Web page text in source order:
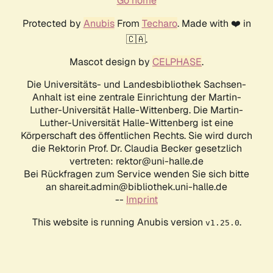
Protected by AnubisFrom Techaro. Made with ❤️ in
🇨🇦.
Mascot design by CELPHASE.
Die Universitäts- und Landesbibliothek Sachsen-
Anhalt ist eine zentrale Einrichtung der Martin-
Luther-Universität Halle-Wittenberg. Die Martin-
Luther-Universität Halle-Wittenberg ist eine
Körperschaft des öffentlichen Rechts. Sie wird durch
die Rektorin Prof. Dr. Claudia Becker gesetzlich
vertreten: rektor@uni-halle.de
Bei Rückfragen zum Service wenden Sie sich bitte
an shareit.admin@bibliothek.uni-halle.de
-- Imprint
This website is running Anubis version v1.25.0.